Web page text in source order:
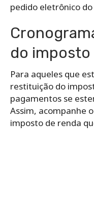
pedido eletrônico
do imposto
Para aqueles que
restituição do
pagamentos se
Assim, acompanhe
imposto de renda